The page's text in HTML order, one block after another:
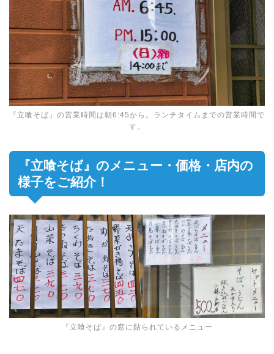
『立喰そば』の営業時間は朝6:45から。ランチタイムまでの営業時間で
す。
『立喰そば』のメニュー・価格・店内の
様子をご紹介！
『立喰そば』の窓に貼られているメニュー